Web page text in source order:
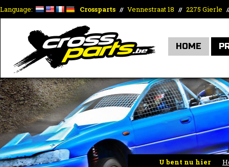
Language: Crossparts // Vennestraat 18 // 2275 Gierle
HOME
U bent nu hier